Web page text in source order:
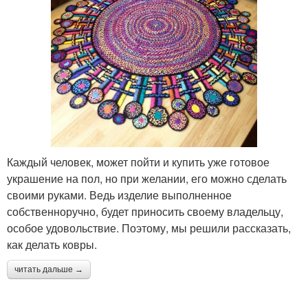
Каждый человек, может пойти и купить уже готовое
украшение на пол, но при желании, его можно сделать
своими руками. Ведь изделие выполненное
собственноручно, будет приносить своему владельцу,
особое удовольствие. Поэтому, мы решили рассказать,
как делать ковры.
читать дальше →